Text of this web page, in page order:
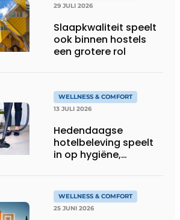
29 JULI 2026
Slaapkwaliteit speelt
ook binnen hostels
een grotere rol
WELLNESS & COMFORT
13 JULI 2026
Hedendaagse
hotelbeleving speelt
in op hygiëne,
WELLNESS & COMFORT
25 JUNI 2026